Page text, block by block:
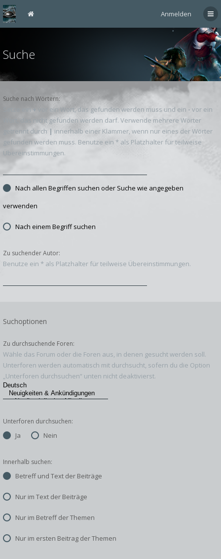
Anmelden
Suche
Suche nach Wörtern:
Setze ein+ vor ein Wort, das gefunden werden muss und ein - vor ein
Wort, das nicht gefunden werden darf. Verwende mehrere Wörter
getrennt durch | innerhalb einer Klammer, wenn nur eines der Wörter
gefunden werden muss. Benutze ein * als Platzhalter für teilweise
Übereinstimmungen.
Nach allen Begriffen suchen oder Suche wie angegeben
verwenden
Nach einem Begriff suchen
Zu suchender Autor:
Benutze ein * als Platzhalter für teilweise Übereinstimmungen.
Suchoptionen
Zu durchsuchende Foren:
Wähle das Forum oder die Foren aus, in denen gesucht werden soll.
Unterforen werden automatisch mit durchsucht, sofern du die Option
„Unterforen durchsuchen“ unten nicht deaktivierst.
Unterforen durchsuchen:
Ja Nein
Innerhalb suchen:
Betreff und Text der Beiträge
Nur im Text der Beiträge
Nur im Betreff der Themen
Nur im ersten Beitrag der Themen